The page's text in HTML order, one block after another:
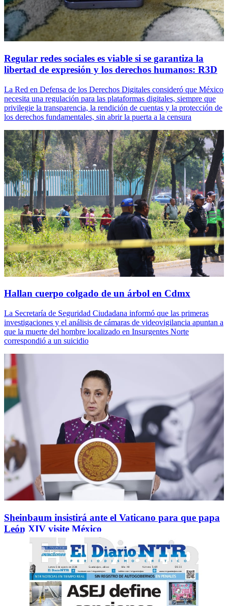
Regular redes sociales es viable si se garantiza la
libertad de expresión y los derechos humanos: R3D
La Red en Defensa de los Derechos Digitales consideró que México
necesita una regulación para las plataformas digitales, siempre que
privilegie la transparencia, la rendición de cuentas y la protección de
los derechos fundamentales, sin abrir la puerta a la censura
Hallan cuerpo colgado de un árbol en Cdmx
La Secretaría de Seguridad Ciudadana informó que las primeras
investigaciones y el análisis de cámaras de videovigilancia apuntan a
que la muerte del hombre localizado en Insurgentes Norte
correspondió a un suicidio
Sheinbaum insistirá ante el Vaticano para que papa
León XIV visite México